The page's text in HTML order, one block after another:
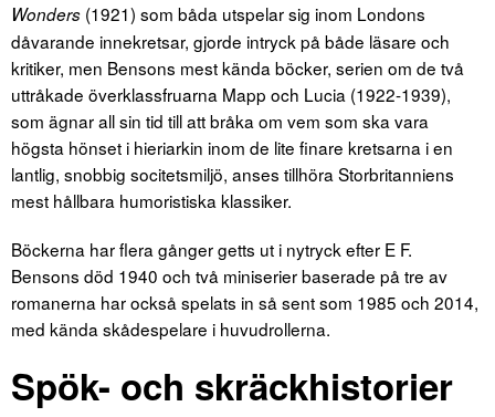
Wonders (1921) som båda utspelar sig inom Londons
dåvarande innekretsar, gjorde intryck på både läsare och
kritiker, men Bensons mest kända böcker, serien om de två
uttråkade överklassfruarna Mapp och Lucia (1922-1939),
som ägnar all sin tid till att bråka om vem som ska vara
högsta hönset i hieriarkin inom de lite finare kretsarna i en
lantlig, snobbig socitetsmiljö, anses tillhöra Storbritanniens
mest hållbara humoristiska klassiker.
Böckerna har flera gånger getts ut i nytryck efter E F.
Bensons död 1940 och två miniserier baserade på tre av
romanerna har också spelats in så sent som 1985 och 2014,
med kända skådespelare i huvudrollerna.
Spök- och skräckhistorier